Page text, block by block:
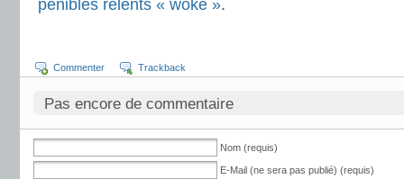
pénibles relents « woke ».
Commenter Trackback
Pas encore de commentaire
Nom (requis)
E-Mail (ne sera pas publié) (requis)